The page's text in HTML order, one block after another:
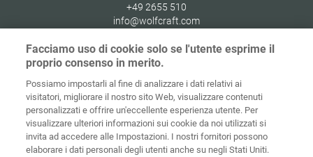
+49 2655 510
info@wolfcraft.com
Wolffstraße 1
56746 Kempenich
Germany
Home Contatti Colofone Tutela dei dati
Facciamo uso di cookie solo se l'utente esprime il
proprio consenso in merito.
Possiamo impostarli al fine di analizzare i dati relativi ai
visitatori, migliorare il nostro sito Web, visualizzare contenuti
personalizzati e offrire un'eccellente esperienza utente. Per
visualizzare ulteriori informazioni sui cookie da noi utilizzati si
invita ad accedere alle Impostazioni. I nostri fornitori possono
elaborare i dati personali degli utenti anche su negli Stati Uniti.